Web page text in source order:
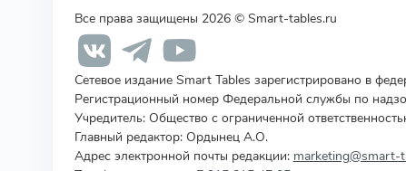
Все права защищены 2026 © Smart-tables.ru
Сетевое издание Smart Tables зарегистрировано в
Регистрационный номер Федеральной службы по
Учредитель: Общество с ограниченной
Главный редактор: Ордынец А.О.
Адрес электронной почты редакции: marketing@smart-